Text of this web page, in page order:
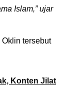
Islam,” ujar
tersebut
Konten Jilat